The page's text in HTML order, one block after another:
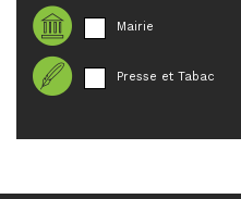
Mairie
Presse et Tabac